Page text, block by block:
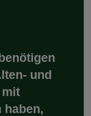
und
mit
haben,